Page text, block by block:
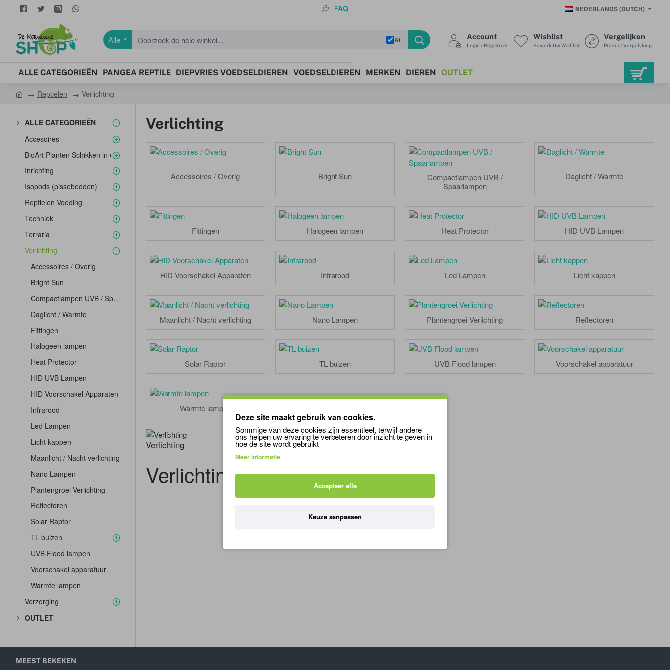
FAQ NEDERLANDS (DUTCH)
Alle
Doorzoek
hele
AI Account
Login / Registreer
Wishlist
Bewerk Uw Wishlist
Vergelijken
Product Vergelijking
ALLE CATEGORIEËN PANGEA REPTILE DIEPVRIES VOEDSELDIEREN VOEDSELDIEREN MERKEN DIEREN OUTLET
m
Reptielen Verlichting
ALLE CATEGORIEËN
Accesoires
BioArt Planten Schikken in een Glazen Kom
Inrichting
Isopods (pissebedden)
Reptielen Voeding
Techniek
Terraria
Verlichting
Accessoires / Overig
Bright Sun
Compactlampen UVB / Spaarlampen
Daglicht / Warmte
Fittingen
Halogeen lampen
Heat Protector
HID UVB Lampen
HID Voorschakel Apparaten
Infrarood
Led Lampen
Licht kappen
Maanlicht / Nacht verlichting
Nano Lampen
Plantengroei Verlichting
Reflectoren
Solar Raptor
TL buizen
UVB Flood lampen
Voorschakel apparatuur
Warmte lampen
Verzorging
OUTLET
Verlichting
Verlichting
Verlichting
Accessoires / Overig Bright Sun
Compactlampen UVB /
Spaarlampen
Daglicht / Warmte
Fittingen Halogeen lampen Heat Protector HID UVB Lampen
HID Voorschakel Apparaten Infrarood Led Lampen Licht kappen
Maanlicht / Nacht verlichting Nano Lampen Plantengroei Verlichting Reflectoren
Solar Raptor TL buizen UVB Flood lampen Voorschakel apparatuur
Warmte lampen
MEEST BEKEKEN
Deze site maakt gebruik van cookies.
Sommige van deze cookies zijn essentieel, terwijl andere
ons helpen uw ervaring te verbeteren door inzicht te geven in
hoe de site wordt gebruikt
Meer informatie
Accepteer alle
Keuze aanpassen